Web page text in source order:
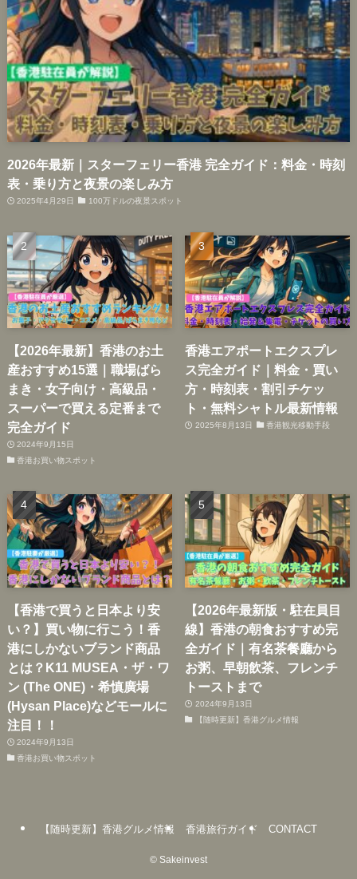
2026年最新｜スターフェリー香港 完全ガイド：料金・時刻
表・乗り方と夜景の楽しみ方
2025年4月29日 100万ドルの夜景スポット
【2026年最新】香港のお土
産おすすめ15選｜職場ばら
まき・女子向け・高級品・
スーパーで買える定番まで
完全ガイド
2024年9月15日
香港お買い物スポット
香港エアポートエクスプレ
ス完全ガイド｜料金・買い
方・時刻表・割引チケッ
ト・無料シャトル最新情報
2025年8月13日 香港観光移動手段
【香港で買うと日本より安
い？】買い物に行こう！香
港にしかないブランド商品
とは？K11 MUSEA・ザ・ワ
ン (The ONE)・希慎廣場
(Hysan Place)などモールに
注目！！
2024年9月13日
香港お買い物スポット
【2026年最新版・駐在員目
線】香港の朝食おすすめ完
全ガイド｜有名茶餐廳から
お粥、早朝飲茶、フレンチ
トーストまで
2024年9月13日
【随時更新】香港グルメ情報
【随時更新】香港グルメ情報 香港旅行ガイド CONTACT
© Sakeinvest